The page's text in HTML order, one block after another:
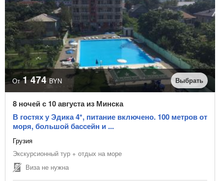
От 1 474 BYN Выбрать
8 ночей с 10 августа из Минска
В гостях у Эдика 4*, питание включено. 100 метров от
моря, большой бассейн и ...
Грузия
Экскурсионный тур + отдых на море
Виза не нужна